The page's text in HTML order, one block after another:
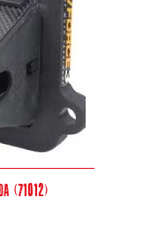
(71012)